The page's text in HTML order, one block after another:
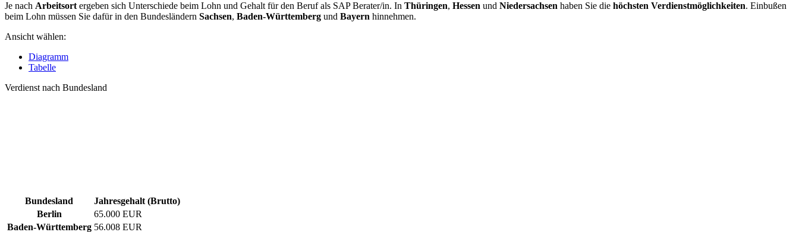
Je nach Arbeitsort ergeben sich Unterschiede beim Lohn und Gehalt für den Beruf als SAP Berater/in. In Thüringen, Hessen und Niedersachsen haben Sie die höchsten Verdienstmöglichkeiten. Einbußen
beim Lohn müssen Sie dafür in den Bundesländern Sachsen, Baden-Württemberg und Bayern hinnehmen.
Ansicht wählen:
Diagramm
Tabelle
Verdienst nach Bundesland
Bundesland
Jahresgehalt (Brutto)
Berlin
65.000 EUR
Baden-Württemberg 56.008 EUR